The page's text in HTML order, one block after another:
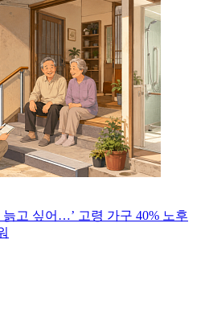
늙고 싶어…’ 고령 가구 40% 노후